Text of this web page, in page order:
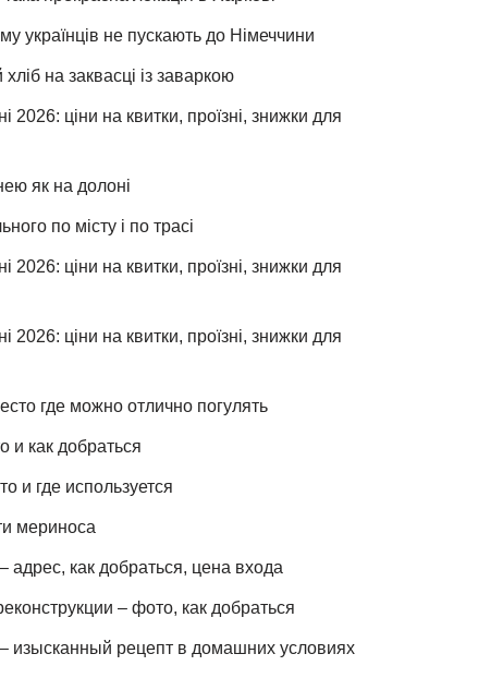
українців не пускають до Німеччини
на заквасці із заваркою
2026: ціни на квитки, проїзні, знижки для
як на долоні
по місту і по трасі
2026: ціни на квитки, проїзні, знижки для
2026: ціни на квитки, проїзні, знижки для
где можно отлично погулять
как добраться
и где используется
мериноса
как добраться, цена входа
– фото, как добраться
изысканный рецепт в домашних условиях